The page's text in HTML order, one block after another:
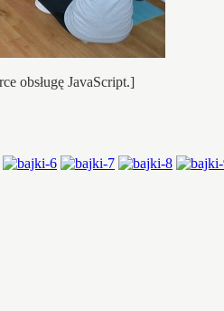
obsługę JavaScript.]